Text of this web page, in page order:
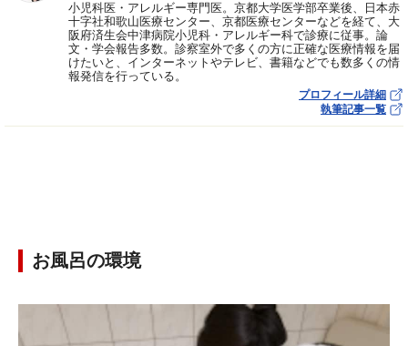
小児科医・アレルギー専門医。京都大学医学部卒業後、日本赤
十字社和歌山医療センター、京都医療センターなどを経て、大
阪府済生会中津病院小児科・アレルギー科で診療に従事。論
文・学会報告多数。診察室外で多くの方に正確な医療情報を届
けたいと、インターネットやテレビ、書籍などでも数多くの情
報発信を行っている。
プロフィール詳細
執筆記事一覧
お風呂の環境